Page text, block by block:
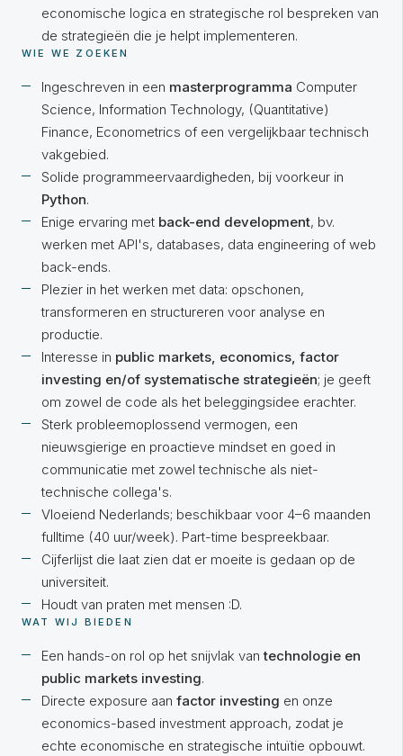
economische logica en strategische rol bespreken van
de strategieën die je helpt implementeren.
WIE WE ZOEKEN
Ingeschreven in een masterprogramma Computer
Science, Information Technology, (Quantitative)
Finance, Econometrics of een vergelijkbaar technisch
vakgebied.
Solide programmeervaardigheden, bij voorkeur in
Python.
Enige ervaring met back-end development, bv.
werken met API's, databases, data engineering of web
back-ends.
Plezier in het werken met data: opschonen,
transformeren en structureren voor analyse en
productie.
Interesse in public markets, economics, factor
investing en/of systematische strategieën; je geeft
om zowel de code als het beleggingsidee erachter.
Sterk probleemoplossend vermogen, een
nieuwsgierige en proactieve mindset en goed in
communicatie met zowel technische als niet-
technische collega's.
Vloeiend Nederlands; beschikbaar voor 4–6 maanden
fulltime (40 uur/week). Part-time bespreekbaar.
Cijferlijst die laat zien dat er moeite is gedaan op de
universiteit.
Houdt van praten met mensen :D.
WAT WIJ BIEDEN
Een hands-on rol op het snijvlak vantechnologie en
public markets investing.
Directe exposure aan factor investing en onze
economics-based investment approach, zodat je
echte economische en strategische intuïtie opbouwt.